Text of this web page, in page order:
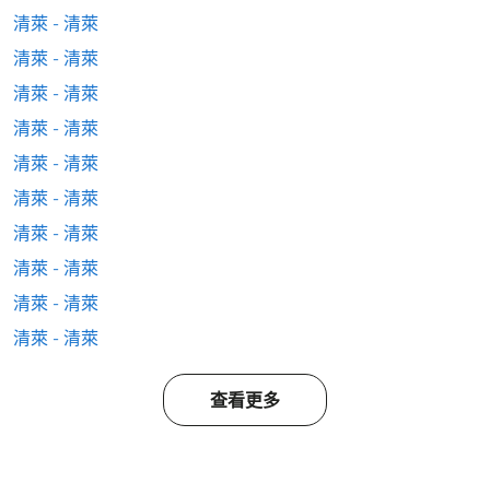
清萊 - 清萊
清萊 - 清萊
清萊 - 清萊
清萊 - 清萊
清萊 - 清萊
清萊 - 清萊
清萊 - 清萊
清萊 - 清萊
清萊 - 清萊
清萊 - 清萊
查看更多